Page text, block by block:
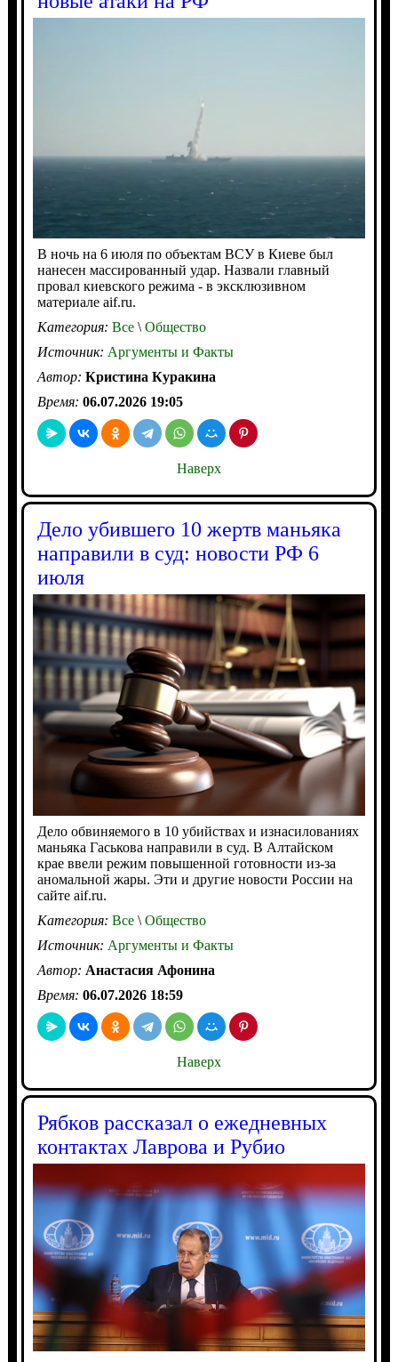
В ночь на 6 июля по объектам ВСУ в Киеве был
нанесен массированный удар. Назвали главный
провал киевского режима - в эксклюзивном
материале aif.ru.
Категория: Все\Общество
Источник: Аргументы и Факты
Автор: Кристина Куракина
Время: 06.07.2026 19:05
Наверх
Дело убившего 10 жертв маньяка
направили в суд: новости РФ 6
июля
Дело обвиняемого в 10 убийствах и изнасилованиях
маньяка Гаськова направили в суд. В Алтайском
крае ввели режим повышенной готовности из-за
аномальной жары. Эти и другие новости России на
сайте aif.ru.
Категория: Все\Общество
Источник: Аргументы и Факты
Автор: Анастасия Афонина
Время: 06.07.2026 18:59
Наверх
Рябков рассказал о ежедневных
контактах Лаврова и Рубио